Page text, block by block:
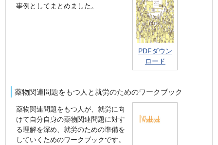
事例としてまとめました。
PDFダウン
ロード
薬物関連問題をもつ人と就労のためのワークブック
薬物関連問題をもつ人が、就労に向
けて自分自身の薬物関連問題に対す
る理解を深め、就労のための準備を
していくためのワークブックです。